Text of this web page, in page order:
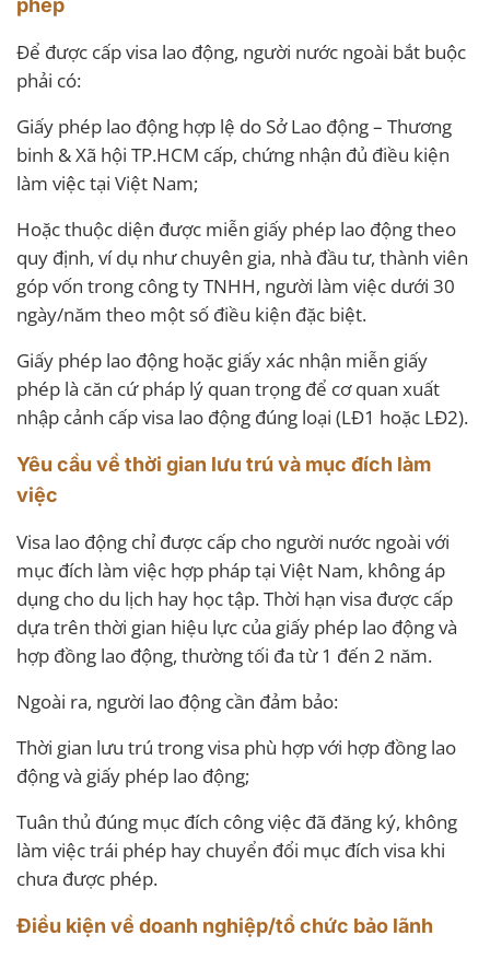
phép
Để được cấp visa lao động, người nước ngoài bắt buộc
phải có:
Giấy phép lao động hợp lệ do Sở Lao động – Thương
binh & Xã hội TP.HCM cấp, chứng nhận đủ điều kiện
làm việc tại Việt Nam;
Hoặc thuộc diện được miễn giấy phép lao động theo
quy định, ví dụ như chuyên gia, nhà đầu tư, thành viên
góp vốn trong công ty TNHH, người làm việc dưới 30
ngày/năm theo một số điều kiện đặc biệt.
Giấy phép lao động hoặc giấy xác nhận miễn giấy
phép là căn cứ pháp lý quan trọng để cơ quan xuất
nhập cảnh cấp visa lao động đúng loại (LĐ1 hoặc LĐ2).
Yêu cầu về thời gian lưu trú và mục đích làm
việc
Visa lao động chỉ được cấp cho người nước ngoài với
mục đích làm việc hợp pháp tại Việt Nam, không áp
dụng cho du lịch hay học tập. Thời hạn visa được cấp
dựa trên thời gian hiệu lực của giấy phép lao động và
hợp đồng lao động, thường tối đa từ 1 đến 2 năm.
Ngoài ra, người lao động cần đảm bảo:
Thời gian lưu trú trong visa phù hợp với hợp đồng lao
động và giấy phép lao động;
Tuân thủ đúng mục đích công việc đã đăng ký, không
làm việc trái phép hay chuyển đổi mục đích visa khi
chưa được phép.
Điều kiện về doanh nghiệp/tổ chức bảo lãnh